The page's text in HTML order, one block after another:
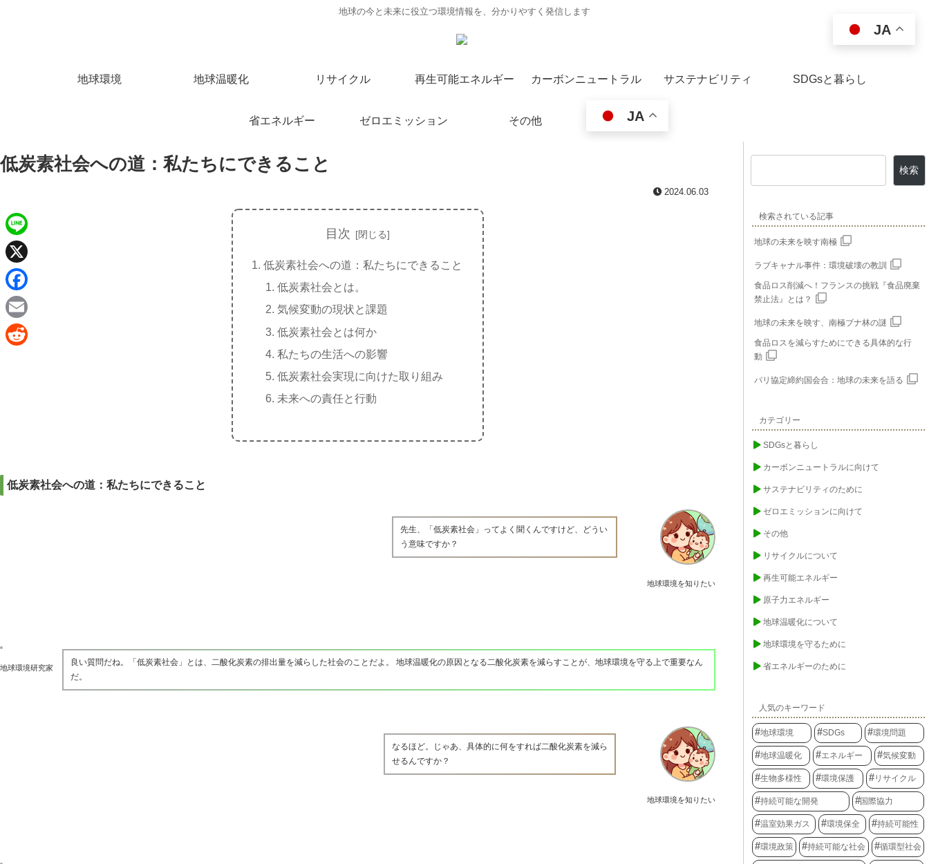
地球の今と未来に役立つ環境情報を、分かりやすく発信します
地球環境 地球温暖化 リサイクル 再生可能エネルギー カーボンニュートラル サステナビリティ SDGsと暮らし
省エネルギー ゼロエミッション その他 JA
低炭素社会への道：私たちにできること
2024.06.03
目次
低炭素社会への道：私たちにできること
低炭素社会とは。
気候変動の現状と課題
低炭素社会とは何か
私たちの生活への影響
低炭素社会実現に向けた取り組み
未来への責任と行動
低炭素社会への道：私たちにできること
地球環境を知りたい
先生、「低炭素社会」ってよく聞くんですけど、どうい
う意味ですか？
地球環境研究家
良い質問だね。「低炭素社会」とは、二酸化炭素の排出量を減らした社会のことだよ。 地球温暖化の原因となる二酸化炭素を減らすことが、地球環境を守る上で重要なん
だ。
地球環境を知りたい
なるほど。じゃあ、具体的に何をすれば二酸化炭素を減ら
せるんですか？
検索
検索されている記事
地球の未来を映す南極
ラブキャナル事件：環境破壊の教訓
食品ロス削減へ！フランスの挑戦『食品廃棄
禁止法』とは？
地球の未来を映す、南極ブナ林の謎
食品ロスを減らすためにできる具体的な行
動
パリ協定締約国会合：地球の未来を語る
カテゴリー
SDGsと暮らし
カーボンニュートラルに向けて
サステナビリティのために
ゼロエミッションに向けて
その他
リサイクルについて
再生可能エネルギー
原子力エネルギー
地球温暖化について
地球環境を守るために
省エネルギーのために
人気のキーワード
地球環境 SDGs 環境問題
地球温暖化 エネルギー 気候変動
生物多様性 環境保護 リサイクル
持続可能な開発 国際協力
温室効果ガス 環境保全 持続可能性
環境政策 持続可能な社会 循環型社会
L
n
e
X
F
a
c
E
JA